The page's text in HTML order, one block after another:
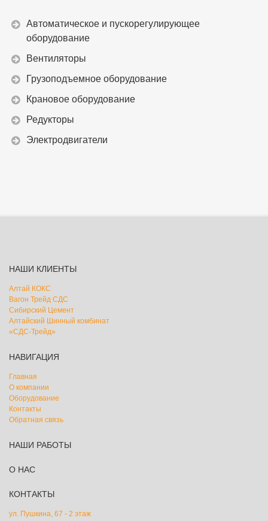
Автоматическое и пускорегулирующее
оборудование
Вентиляторы
Грузоподъемное оборудование
Крановое оборудование
Редукторы
Электродвигатели
НАШИ КЛИЕНТЫ
Алтай КОКС
Вагон Трейд СДС
Сибирский Цемент
Алтайский Шинный комбинат
«СДС-Трейд»
НАВИГАЦИЯ
Главная
О компании
Оборудование
Контакты
Обратная связь
НАШИ РАБОТЫ
О НАС
КОНТАКТЫ
ул. Пушкина, 67 - 2 этаж